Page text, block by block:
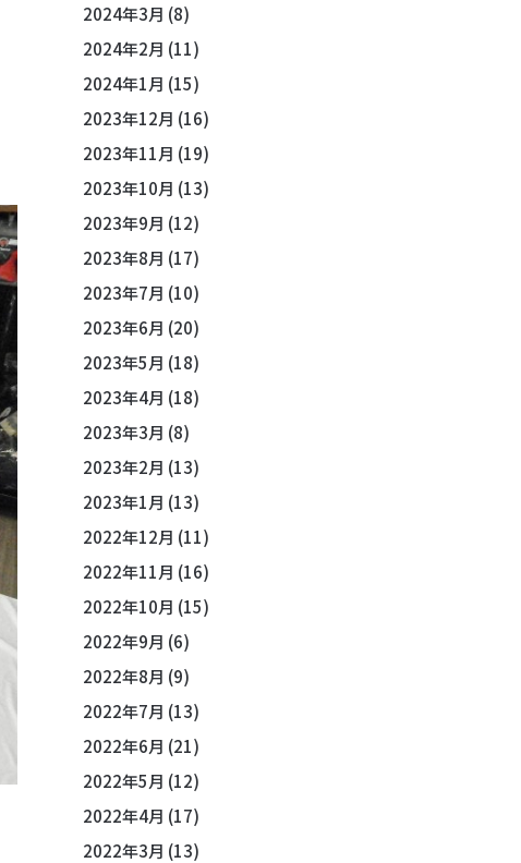
2024年3月 (8)
2024年2月 (11)
2024年1月 (15)
2023年12月 (16)
2023年11月 (19)
2023年10月 (13)
2023年9月 (12)
2023年8月 (17)
2023年7月 (10)
2023年6月 (20)
2023年5月 (18)
2023年4月 (18)
2023年3月 (8)
2023年2月 (13)
2023年1月 (13)
2022年12月 (11)
2022年11月 (16)
2022年10月 (15)
2022年9月 (6)
2022年8月 (9)
2022年7月 (13)
2022年6月 (21)
2022年5月 (12)
2022年4月 (17)
2022年3月 (13)